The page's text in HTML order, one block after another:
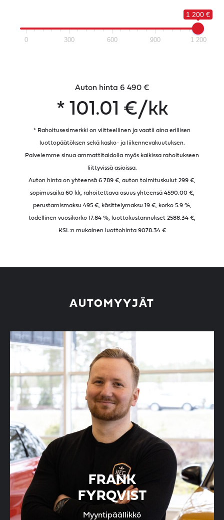
1 200 €
0 300 600 900 1 200
Auton hinta 6 490 €
* 101.01 €/kk
* Rahoitusesimerkki on viitteellinen ja vaatii aina erillisen
luottopäätöksen sekä kasko- ja liikennevakuutuksen.
Palvelemme sinua ammattitaidolla myös kaikissa rahoitukseen
liittyvissä asioissa.
Auton hinta on yhteensä 6 789 €, auton toimituskulut 299 €,
sopimusaika 60 kk, rahoitettava osuus yhteensä 4590.00 €,
perustamismaksu 495 €, käsittelymaksu 19 €, korko 5.9 %,
todellinen vuosikorko 17.84 %, luottokustannukset 2588.34 €,
KSL:n mukainen luottohinta 9078.34€
AUTOMYYJÄT
FRANK
FYRQVIST
Myyntipäällikkö